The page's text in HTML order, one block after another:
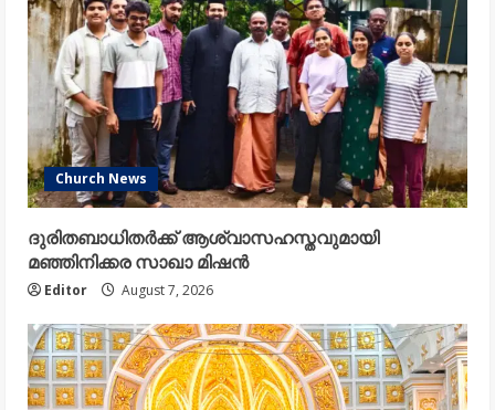
Church News
ദുരിതബാധിതർക്ക് ആശ്വാസഹസ്തവുമായി
മഞ്ഞിനിക്കര സാഖാ മിഷൻ
Editor August 7, 2026